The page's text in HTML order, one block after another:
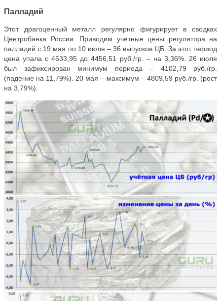
Палладий
Этот драгоценный металл регулярно фигурирует в сводках
Центробанка России. Приводим учётные цены регулятора на
палладий с 19 мая по 10 июля – 36 выпусков ЦБ. За этот период
цена упала с 4633,95 до 4456,51 руб./гр. – на 3,36%. 26 июля
был зафиксирован минимум периода – 4102,79 руб./гр.
(падение на 11,79%). 20 мая – максимум – 4809,59 руб./гр. (рост
на 3,79%).